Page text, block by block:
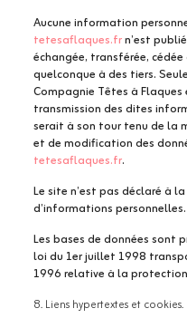
Aucune information
tetesaflaques.frn’est
échangée, transférée,
quelconque à des tiers.
Compagnie Têtes à
transmission des dites
serait à son tour tenu de la
et de modification des
tetesaflaques.fr.
Le site n’est pas déclaré à
d’informations
Les bases de données sont
loi du 1er juillet 1998
1996 relative à la
8. Liens hypertextes et cookies.